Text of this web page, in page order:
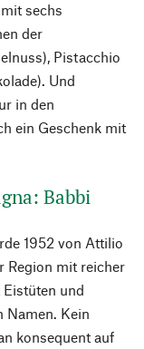
sechs
der
Pistacchio
Und
in den
ein Geschenk mit
Babbi
1952 von Attilio
Region mit reicher
und
Namen. Kein
konsequent auf